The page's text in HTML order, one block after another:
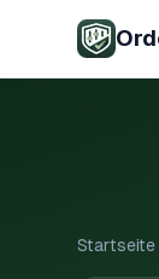
Startseite